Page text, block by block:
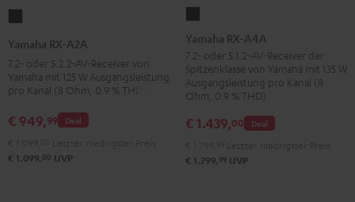
RX-
Schwarz
Yamaha RX-A2A
7.2- oder 5.2.2-AV-Receiver von
Yamaha mit 125 W Ausgangsleistung
pro Kanal (8 Ohm, 0.9 % THD)
Deal
€ 949,99
€ 1.099, 00 UVP
RX-
A4A
Schwarz
Yamaha RX-A4A
7.2- oder 5.1.2-AV-Receiver der
Spitzenklasse von Yamaha mit 135 W
Ausgangsleistung pro Kanal (8
Ohm, 0.9 % THD)
Deal
€ 1.439,00
€ 1.799, 99 UVP